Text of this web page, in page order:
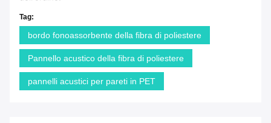
Tag:
bordo fonoassorbente della fibra di poliestere
Pannello acustico della fibra di poliestere
pannelli acustici per pareti in PET